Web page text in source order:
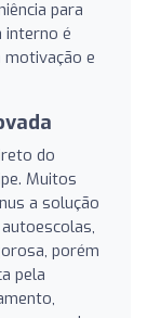
para
interno é
e
do
Muitos
a solução
porém
pela